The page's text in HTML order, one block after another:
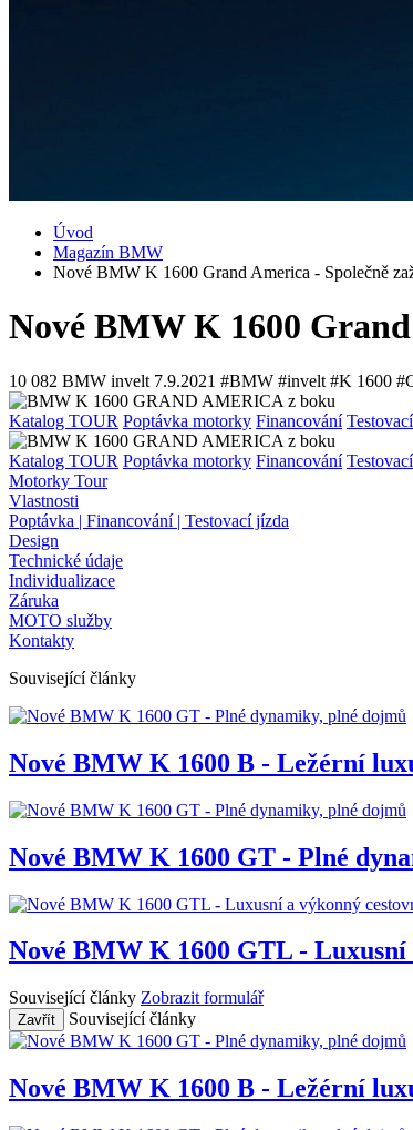
Úvod
Magazín BMW
Nové BMW K 1600 Grand America - Společně
Nové BMW K 1600
10 082 BMW invelt 7.9.2021 #BMW #invelt #K 1600
Katalog TOUR Poptávka motorky Financování
Katalog TOUR Poptávka motorky Financování
Motorky Tour
Vlastnosti
Poptávka | Financování | Testovací jízda
Design
Technické údaje
Individualizace
Záruka
MOTO služby
Kontakty
Související články
Nové BMW K 1600 B - Ležérní
Nové BMW K 1600 GT - Plné
Nové BMW K 1600 GTL -
Související články Zobrazit formulář
Zavřít Související články
Nové BMW K 1600 B - Ležérní